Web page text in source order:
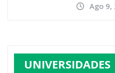
Ago 9,
UNIVERSIDADES